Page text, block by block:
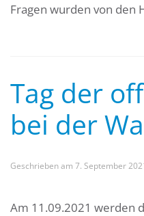
Fragen wurden von den
Tag der
bei der
Geschrieben am 7. September
Am 11.09.2021 werden